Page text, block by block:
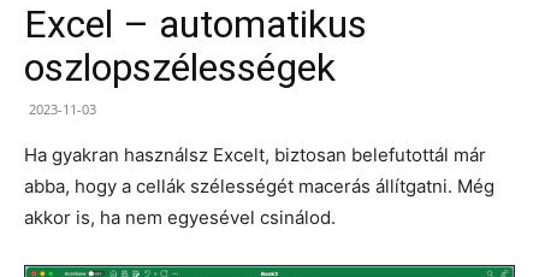
Excel – automatikus
oszlopszélességek
2023-11-03
Ha gyakran használsz Excelt, biztosan belefutottál már
abba, hogy a cellák szélességét macerás állítgatni. Még
akkor is, ha nem egyesével csinálod.